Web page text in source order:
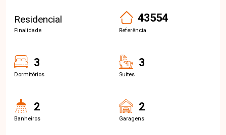
Residencial
Finalidade
43554
Referência
3
Dormitórios
3
Suítes
2
Banheiros
2
Garagens